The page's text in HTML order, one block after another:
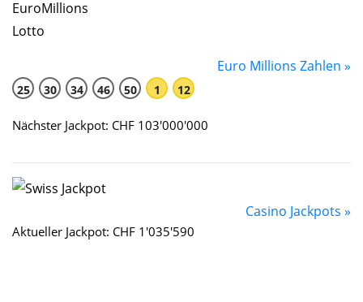
Euro Millions Zahlen »
25 30 34 46 50 1 12
Nächster Jackpot: CHF 103'000'000
Casino Jackpots »
Aktueller Jackpot: CHF 1'035'590